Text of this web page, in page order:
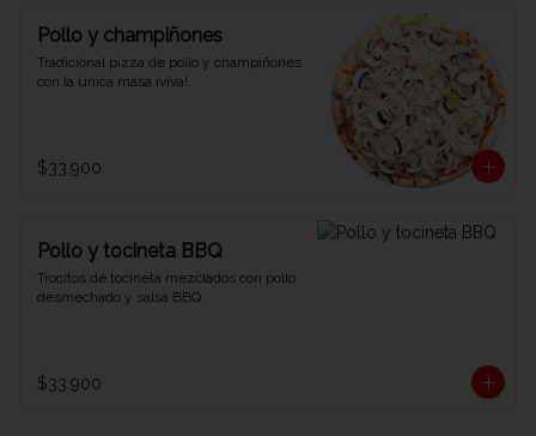
Pollo y champiñones
Tradicional pizza de pollo y champiñones
con la única masa ¡viva!.
$33.900
Pollo y tocineta BBQ
Trocitos de tocineta mezclados con pollo
desmechado y salsa BBQ.
$33.900